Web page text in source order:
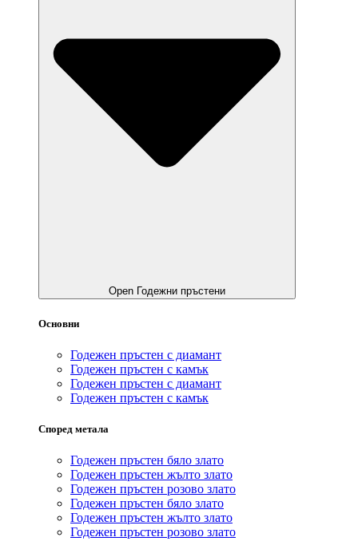
Open Годежни пръстени
Основни
Годежен пръстен с диамант
Годежен пръстен с камък
Годежен пръстен с диамант
Годежен пръстен с камък
Според метала
Годежен пръстен бяло злато
Годежен пръстен жълто злато
Годежен пръстен розово злато
Годежен пръстен бяло злато
Годежен пръстен жълто злато
Годежен пръстен розово злато